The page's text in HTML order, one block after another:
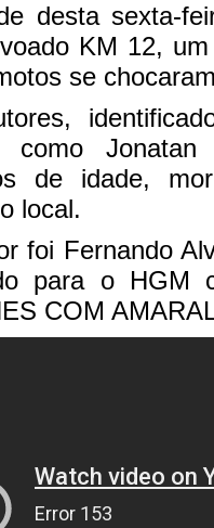
desta sexta-
KM 12,
se
como Jonatan
de idade,
local.
foi Fernando
para o HGM
COM